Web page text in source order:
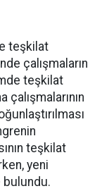
teşkilat
çalışmaların
teşkilat
çalışmalarının
teşkilat
yeni
bulundu.